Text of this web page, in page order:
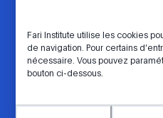
Fari Institute utilise les cookies
de navigation. Pour certains
nécessaire. Vous pouvez
bouton ci-dessous.
Code de conduite
Paramètres des cookies